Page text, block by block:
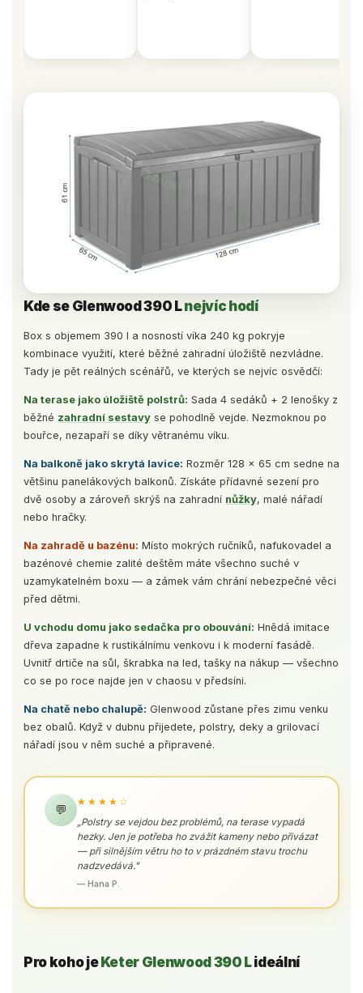
Kde se Glenwood 390 Lnejvíc hodí
Box s objemem 390 l a nosností víka 240 kg pokryje
kombinace využití, které běžné zahradní úložiště nezvládne.
Tady je pět reálných scénářů, ve kterých se nejvíc osvědčí:
Na terase jako úložiště polstrů: Sada 4 sedáků + 2 lenošky z
běžné zahradní sestavy se pohodlně vejde. Nezmoknou po
bouřce, nezapaří se díky větranému víku.
Na balkoně jako skrytá lavice: Rozměr 128 × 65 cm sedne na
většinu panelákových balkonů. Získáte přídavné sezení pro
dvě osoby a zároveň skrýš na zahradní nůžky, malé nářadí
nebo hračky.
Na zahradě u bazénu: Místo mokrých ručníků, nafukovadel a
bazénové chemie zalité deštěm máte všechno suché v
uzamykatelném boxu — a zámek vám chrání nebezpečné věci
před dětmi.
U vchodu domu jako sedačka pro obouvání: Hnědá imitace
dřeva zapadne k rustikálnímu venkovu i k moderní fasádě.
Uvnitř drtiče na sůl, škrabka na led, tašky na nákup — všechno
co se po roce najde jen v chaosu v předsíni.
Na chatě nebo chalupě: Glenwood zůstane přes zimu venku
bez obalů. Když v dubnu přijedete, polstry, deky a grilovací
nářadí jsou v něm suché a připravené.
💬
★★★★☆
„Polstry se vejdou bez problémů, na terase vypadá
hezky. Jen je potřeba ho zvážit kameny nebo přivázat
— při silnějším větru ho to v prázdném stavu trochu
nadzvedává."
— Hana P.
Pro koho je Keter Glenwood 390 Lideální